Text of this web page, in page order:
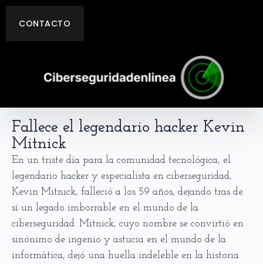
CONTACTO
Fallece el legendario hacker Kevin
Mitnick
En un triste día para la comunidad tecnológica, el
legendario hacker y especialista en ciberseguridad,
Kevin Mitnick, falleció a los 59 años, dejando tras de
sí un legado imborrable en el mundo de la
ciberseguridad. Mitnick, cuyo nombre se convirtió en
sinónimo de ingenio y astucia en el mundo de la
informática, dejó una huella indeleble en la historia